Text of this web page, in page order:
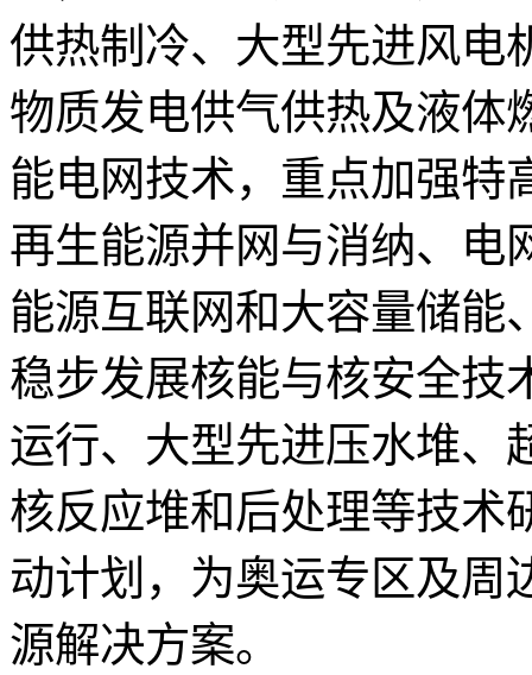
供热制冷、大型先进风电
物质发电供气供热及液体
能电网技术，重点加强特
再生能源并网与消纳、电
能源互联网和大容量储能
稳步发展核能与核安全技
运行、大型先进压水堆、
核反应堆和后处理等技术
动计划，为奥运专区及周
源解决方案。